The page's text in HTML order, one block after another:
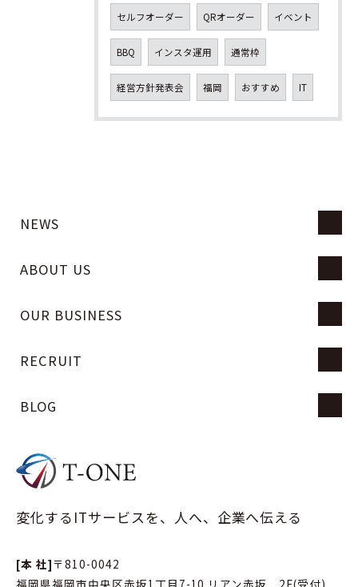
セルフオーダー QRオーダー イベント
BBQ インスタ運用 通常枠
経営方針発表会 福岡 おすすめ IT
NEWS
ABOUT US
OUR BUSINESS
RECRUIT
BLOG
変化するITサービスを、人へ、企業へ伝える
[本 社] 〒810-0042
福岡県福岡市中央区赤坂1丁目7-10 リアン赤坂 2F(受付)